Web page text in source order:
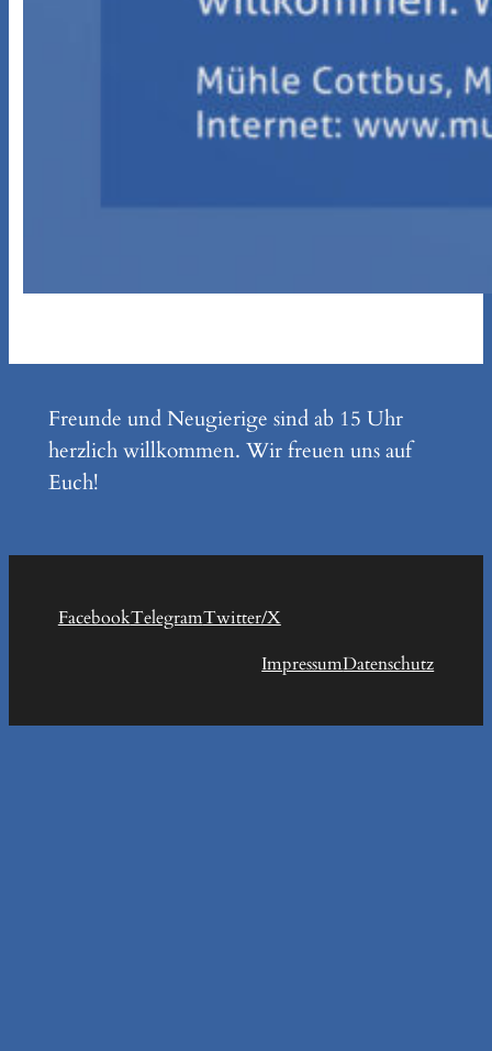
Freunde und Neugierige sind ab 15 Uhr
herzlich willkommen. Wir freuen uns auf
Euch!
FacebookTelegramTwitter/X
ImpressumDatenschutz